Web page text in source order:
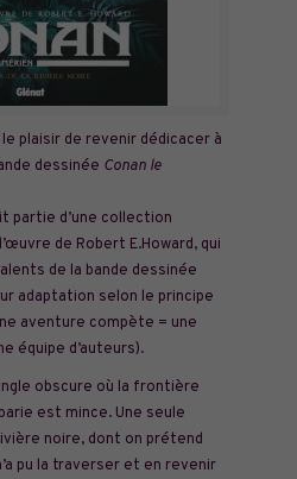
plaisir de revenir dédicacer à
dessinée Conan le
partie d’une collection
de Robert E.Howard, qui
de la bande dessinée
adaptation selon le principe
aventure compète = une
équipe d’auteurs).
obscure où la frontière
est mince. Une seule
noire, dont on prétend
pu la traverser et en revenir